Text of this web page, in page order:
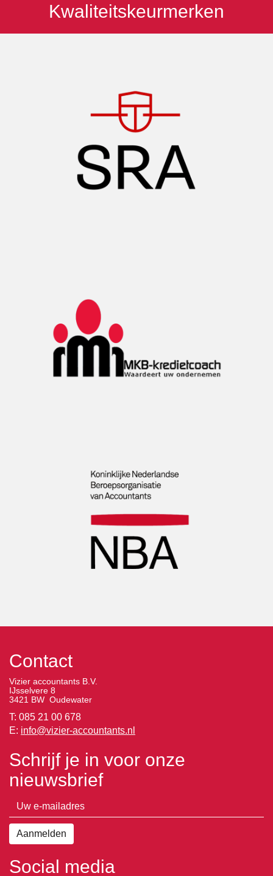
Kwaliteitskeurmerken
Contact
Vizier accountants B.V.
IJsselvere 8
3421 BW Oudewater
T: 085 21 00 678
E: info@vizier-accountants.nl
Schrijf je in voor onze
nieuwsbrief
Social media